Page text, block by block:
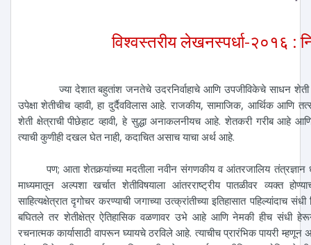
विश्वस्तरीय लेखनस्पर्धा-२०१६ :
ज्या देशात बहुतांश जनतेचे उदरनिर्वाहाचे आणि उपजीविकेचे साधन शेती
उपेक्षा शेतीचीच व्हावी, हा दुर्दैवविलास आहे. राजकीय, सामाजिक, आर्थिक आणि
शेती क्षेत्राची पीछेहाट व्हावी, हे सुद्धा अनाकलनीयच आहे. शेतकरी गरीब आहे
त्याची कुणीही दखल घेत नाही, कदाचित असाच याचा अर्थ आहे.
पण; आता शेतकर्‍यांच्या मदतीला नवीन संगणकीय व आंतरजालिय तंत्रज्ञान
माध्यमातून अल्पशा खर्चात शेतीविषयाला आंतरराष्ट्रीय पातळीवर व्यक्त
साहित्यक्षेत्रात दृगोचर करण्याची जगाच्या उत्क्रांतीच्या इतिहासात पहिल्यांदाच
बघितले तर शेतीक्षेत्र ऐतिहासिक वळणावर उभे आहे आणि नेमकी हीच संधी
रचनात्मक कार्यासाठी वापरून घ्यायचे ठरविले आहे. त्याचीच प्रारंभिक पायरी